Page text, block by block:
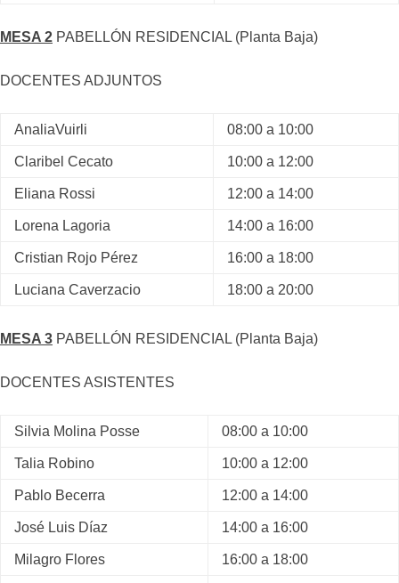
MESA 2 PABELLÓN RESIDENCIAL (Planta Baja)
DOCENTES ADJUNTOS
AnaliaVuirli 08:00 a 10:00
Claribel Cecato 10:00 a 12:00
Eliana Rossi 12:00 a 14:00
Lorena Lagoria 14:00 a 16:00
Cristian Rojo Pérez 16:00 a 18:00
Luciana Caverzacio 18:00 a 20:00
MESA 3 PABELLÓN RESIDENCIAL (Planta Baja)
DOCENTES ASISTENTES
Silvia Molina Posse 08:00 a 10:00
Talia Robino 10:00 a 12:00
Pablo Becerra 12:00 a 14:00
José Luis Díaz 14:00 a 16:00
Milagro Flores 16:00 a 18:00